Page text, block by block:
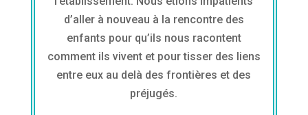
d’aller à nouveau à la rencontre des
enfants pour qu’ils nous racontent
comment ils vivent et pour tisser des liens
entre eux au delà des frontières et des
préjugés.